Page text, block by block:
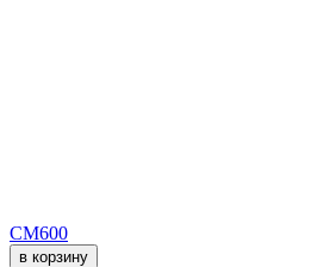
СМ600
в корзину